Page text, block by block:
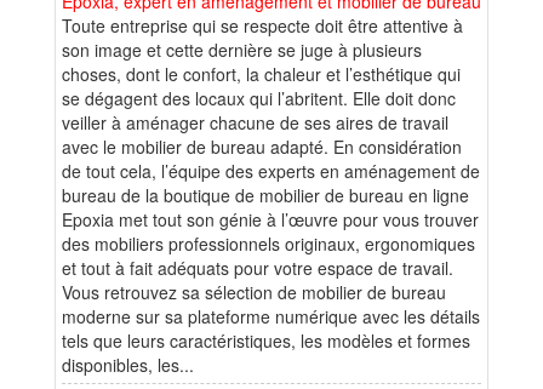
Toute entreprise qui se respecte doit être attentive à
son image et cette dernière se juge à plusieurs
choses, dont le confort, la chaleur et l’esthétique qui
se dégagent des locaux qui l’abritent. Elle doit donc
veiller à aménager chacune de ses aires de travail
avec le mobilier de bureau adapté. En considération
de tout cela, l’équipe des experts en aménagement de
bureau de la boutique de mobilier de bureau en ligne
Epoxia met tout son génie à l’œuvre pour vous trouver
des mobiliers professionnels originaux, ergonomiques
et tout à fait adéquats pour votre espace de travail.
Vous retrouvez sa sélection de mobilier de bureau
moderne sur sa plateforme numérique avec les détails
tels que leurs caractéristiques, les modèles et formes
disponibles, les...